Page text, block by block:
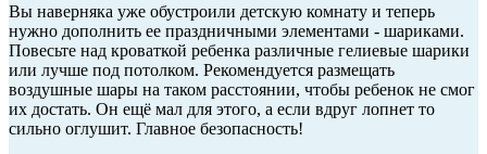
Вы наверняка уже обустроили детскую комнату и теперь
нужно дополнить ее праздничными элементами - шариками.
Повесьте над кроваткой ребенка различные гелиевые шарики
или лучше под потолком. Рекомендуется размещать
воздушные шары на таком расстоянии, чтобы ребенок не смог
их достать. Он ещё мал для этого, а если вдруг лопнет то
сильно оглушит. Главное безопасность!